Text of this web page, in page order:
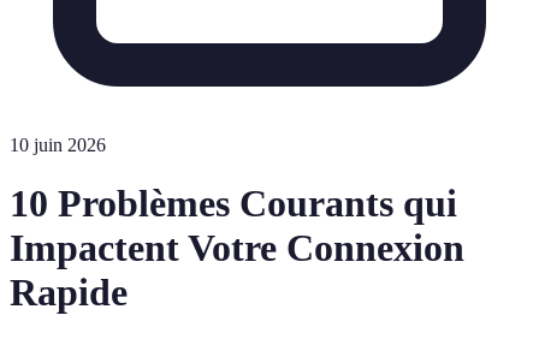
10 juin 2026
10 Problèmes Courants qui
Impactent Votre Connexion
Rapide